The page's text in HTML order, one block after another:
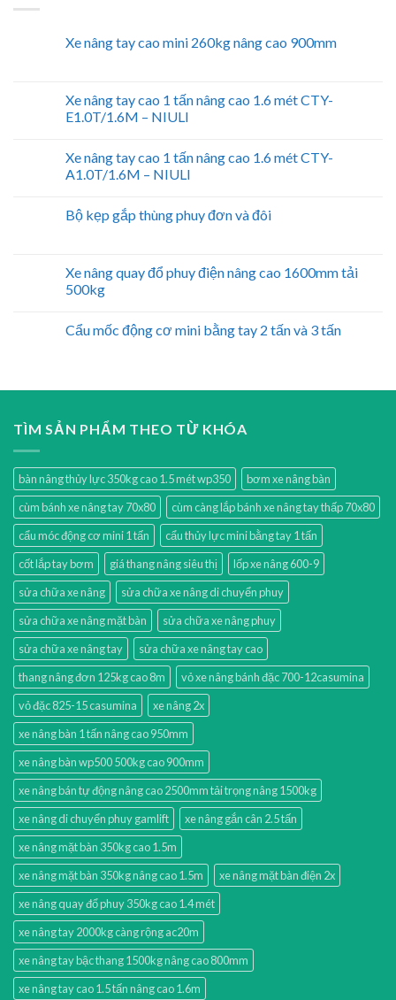
Xe nâng tay cao mini 260kg nâng cao 900mm
Xe nâng tay cao 1 tấn nâng cao 1.6 mét CTY-
E1.0T/1.6M – NIULI
Xe nâng tay cao 1 tấn nâng cao 1.6 mét CTY-
A1.0T/1.6M – NIULI
Bộ kẹp gắp thùng phuy đơn và đôi
Xe nâng quay đổ phuy điện nâng cao 1600mm tải
500kg
Cẩu mốc động cơ mini bằng tay 2 tấn và 3 tấn
TÌM SẢN PHẨM THEO TỪ KHÓA
bàn nâng thủy lực 350kg cao 1.5 mét wp350
bơm xe nâng bàn
cùm bánh xe nâng tay 70x80
cùm càng lắp bánh xe nâng tay thấp 70x80
cẩu móc động cơ mini 1 tấn
cẩu thủy lực mini bằng tay 1 tấn
cốt lắp tay bơm
giá thang nâng siêu thị
lốp xe nâng 600-9
sửa chữa xe nâng
sửa chữa xe nâng di chuyển phuy
sửa chữa xe nâng mặt bàn
sửa chữa xe nâng phuy
sửa chữa xe nâng tay
sửa chữa xe nâng tay cao
thang nâng đơn 125kg cao 8m
vỏ xe nâng bánh đặc 700-12casumina
vỏ đặc 825-15 casumina
xe nâng 2x
xe nâng bàn 1 tấn nâng cao 950mm
xe nâng bàn wp500 500kg cao 900mm
xe nâng bán tự động nâng cao 2500mm tải trọng nâng 1500kg
xe nâng di chuyển phuy gamlift
xe nâng gắn cân 2.5 tấn
xe nâng mặt bàn 350kg cao 1.5m
xe nâng mặt bàn 350kg nâng cao 1.5m
xe nâng mặt bàn điện 2x
xe nâng quay đổ phuy 350kg cao 1.4 mét
xe nâng tay 2000kg càng rộng ac20m
xe nâng tay bậc thang 1500kg nâng cao 800mm
xe nâng tay cao 1.5 tấn nâng cao 1.6m